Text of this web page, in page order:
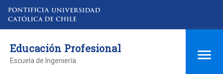
Educación Profesional
Escuela de Ingeniería